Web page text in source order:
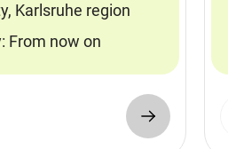
Karlsruhe region
From now on